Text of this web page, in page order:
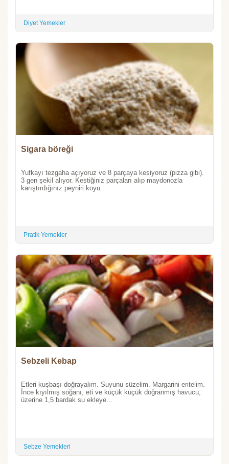
Diyet Yemekler
Sigara böreği
Yufkayı tezgaha açıyoruz ve 8 parçaya kesiyoruz (pizza gibi).
3 gen şekil alıyor. Kestiğiniz parçaları alıp maydonozla
karıştırdığınız peyniri koyu...
Pratik Yemekler
Sebzeli Kebap
Etleri kuşbaşı doğrayalım. Suyunu süzelim. Margarini eritelim.
İnce kıyılmış soğanı, eti ve küçük küçük doğranmış havucu,
üzerine 1,5 bardak su ekleye...
Sebze Yemekleri